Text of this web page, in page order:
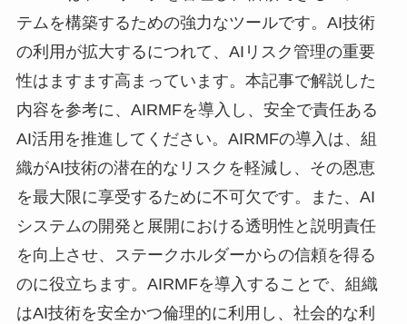
テムを構築するための強力なツールです。AI技術
の利用が拡大するにつれて、AIリスク管理の重要
性はますます高まっています。本記事で解説した
内容を参考に、AIRMFを導入し、安全で責任ある
AI活用を推進してください。AIRMFの導入は、組
織がAI技術の潜在的なリスクを軽減し、その恩恵
を最大限に享受するために不可欠です。また、AI
システムの開発と展開における透明性と説明責任
を向上させ、ステークホルダーからの信頼を得る
のに役立ちます。AIRMFを導入することで、組織
はAI技術を安全かつ倫理的に利用し、社会的な利